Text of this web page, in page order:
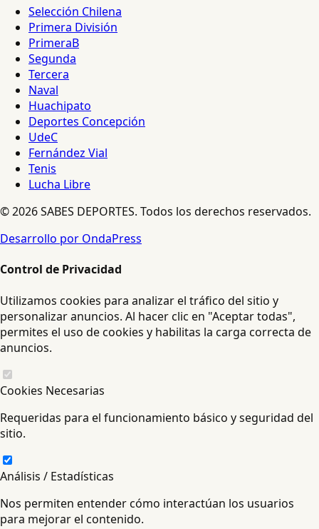
Selección Chilena
Primera División
PrimeraB
Segunda
Tercera
Naval
Huachipato
Deportes Concepción
UdeC
Fernández Vial
Tenis
Lucha Libre
© 2026 SABES DEPORTES. Todos los derechos reservados.
Desarrollo por OndaPress
Control de Privacidad
Utilizamos cookies para analizar el tráfico del sitio y
personalizar anuncios. Al hacer clic en "Aceptar todas",
permites el uso de cookies y habilitas la carga correcta de
anuncios.
Cookies Necesarias
Requeridas para el funcionamiento básico y seguridad del
sitio.
Análisis / Estadísticas
Nos permiten entender cómo interactúan los usuarios
para mejorar el contenido.